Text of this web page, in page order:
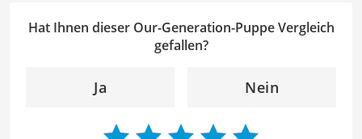
Klarheit, Verständlichkeit und stilistische Korrektheit zu
überprüfen. Mein Ziel ist es dabei, die Qualität und den
angenehme Leseerfahrung zu bieten. Durch meine
beitragen, dass die Inhalte unserer Redaktion optimal
Hat Ihnen dieser Our-Generation-Puppe Vergleich
gefallen?
Ja Nein